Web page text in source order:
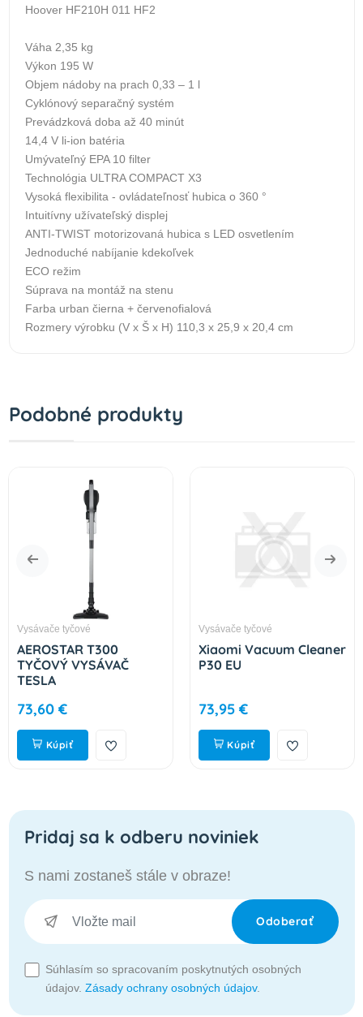
Hoover HF210H 011 HF2
Váha 2,35 kg
Výkon 195 W
Objem nádoby na prach 0,33 – 1 l
Cyklónový separačný systém
Prevádzková doba až 40 minút
14,4 V li-ion batéria
Umývateľný EPA 10 filter
Technológia ULTRA COMPACT X3
Vysoká flexibilita - ovládateľnosť hubica o 360 °
Intuitívny užívateľský displej
ANTI-TWIST motorizovaná hubica s LED osvetlením
Jednoduché nabíjanie kdekoľvek
ECO režim
Súprava na montáž na stenu
Farba urban čierna + červenofialová
Rozmery výrobku (V x Š x H) 110,3 x 25,9 x 20,4 cm
Podobné produkty
Vysávače tyčové
AEROSTAR T300
TYČOVÝ VYSÁVAČ
TESLA
73,60 €
Kúpiť
Vysávače tyčové
Xiaomi Vacuum Cleaner
P30 EU
73,95 €
Kúpiť
Pridaj sa k odberu noviniek
S nami zostaneš stále v obraze!
Odoberať
Súhlasím so spracovaním poskytnutých osobných
údajov. Zásady ochrany osobných údajov.